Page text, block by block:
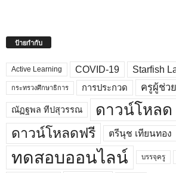
ป้ายกำกับ
Active Learning COVID-19 Starfish
กระทรวงศึกษาธิการ การประกวด ครูผู้ช่วย
ณัฏฐพล ทีปสุวรรณ ดาวน์โหลด
ดาวน์โหลดฟรี ตรีนุช เทียนทอง
ทดสอบออนไลน์ บรรจุครู